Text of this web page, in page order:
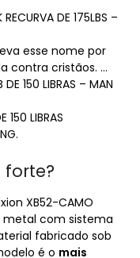
RECURVA DE 175LBS –
esse nome por
contra cristãos. …
DE 150 LIBRAS – MAN
150 LIBRAS
XB52-CAMO
metal com sistema
fabricado sob
é o mais